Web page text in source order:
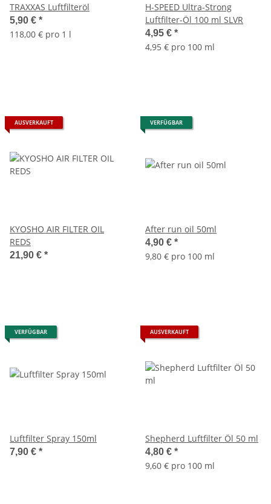
TRAXXAS Luftfilteröl
5,90 € *
118,00 € pro 1 l
H-SPEED Ultra-Strong
Luftfilter-Öl 100 ml SLVR
4,95 € *
4,95 € pro 100 ml
AUSVERKAUFT
KYOSHO AIR FILTER OIL
REDS
21,90 € *
VERFÜGBAR
After run oil 50ml
4,90 € *
9,80 € pro 100 ml
VERFÜGBAR
Luftfilter Spray 150ml
7,90 € *
AUSVERKAUFT
Shepherd Luftfilter Öl 50 ml
4,80 € *
9,60 € pro 100 ml